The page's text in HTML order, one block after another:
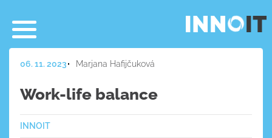
06. 11. 2023 Marjana Hafijčuková
Work-life balance
INNOIT